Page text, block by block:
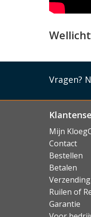
Dankzij de
Vragen?
Mijn
Contact
Bestellen
Betalen
Verzending
Ruilen of
Garantie